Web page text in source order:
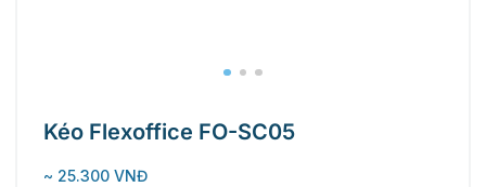
Kéo Flexoffice FO-SC05
~ 25.300 VNĐ